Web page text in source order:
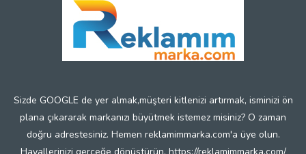
Sizde GOOGLE de yer almak,müşteri kitlenizi artırmak, isminizi ön
plana çıkararak markanızı büyütmek istemez misiniz? O zaman
doğru adrestesiniz. Hemen reklamimmarka.com'a üye olun.